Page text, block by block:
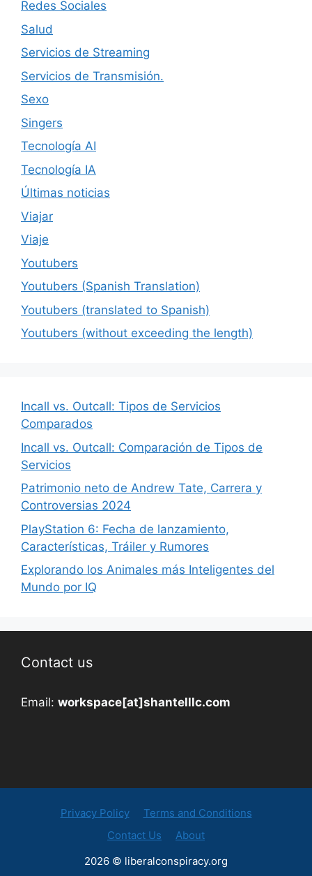
Redes Sociales
Salud
Servicios de Streaming
Servicios de Transmisión.
Sexo
Singers
Tecnología AI
Tecnología IA
Últimas noticias
Viajar
Viaje
Youtubers
Youtubers (Spanish Translation)
Youtubers (translated to Spanish)
Youtubers (without exceeding the length)
Incall vs. Outcall: Tipos de Servicios
Comparados
Incall vs. Outcall: Comparación de Tipos de
Servicios
Patrimonio neto de Andrew Tate, Carrera y
Controversias 2024
PlayStation 6: Fecha de lanzamiento,
Características, Tráiler y Rumores
Explorando los Animales más Inteligentes del
Mundo por IQ
Contact us
Email: workspace[at]shantelllc.com
Privacy Policy
Terms and Conditions
Contact Us
About
2026 © liberalconspiracy.org